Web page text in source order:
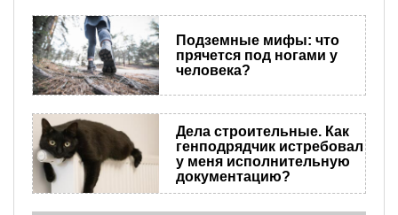
Подземные мифы: что
прячется под ногами у
человека?
Дела строительные. Как
генподрядчик истребовал
у меня исполнительную
документацию?